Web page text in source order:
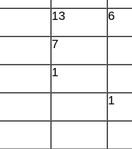
13 6
7
1
1